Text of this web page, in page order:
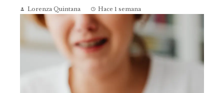
Lorenza Quintana Hace 1 semana